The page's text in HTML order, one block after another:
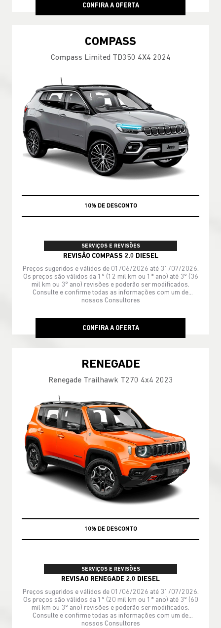
CONFIRA A OFERTA
COMPASS
Compass Limited TD350 4X4 2024
MÃO DE OBRA
SERVIÇOS E REVISÕES
REVISÃO COMPASS 2.0 DIESEL
Preços sugeridos e válidos de 01/06/2026 até 31/07/2026.
Os preços são válidos da 1º (12 mil km ou 1ª ano) até 3º (36
mil km ou 3º ano) revisões e poderão ser modificados.
Consulte e confirme todas as informações com um de
nossos Consultores
CONFIRA A OFERTA
RENEGADE
Renegade Trailhawk T270 4x4 2023
MÃO DE OBRA
SERVIÇOS E REVISÕES
REVISAO RENEGADE 2.0 DIESEL
Preços sugeridos e válidos de 01/06/2026 até 31/07/2026.
Os preços são válidos da 1º (20 mil km ou 1ª ano) até 3º (60
mil km ou 3º ano) revisões e poderão ser modificados.
Consulte e confirme todas as informações com um de
nossos Consultores